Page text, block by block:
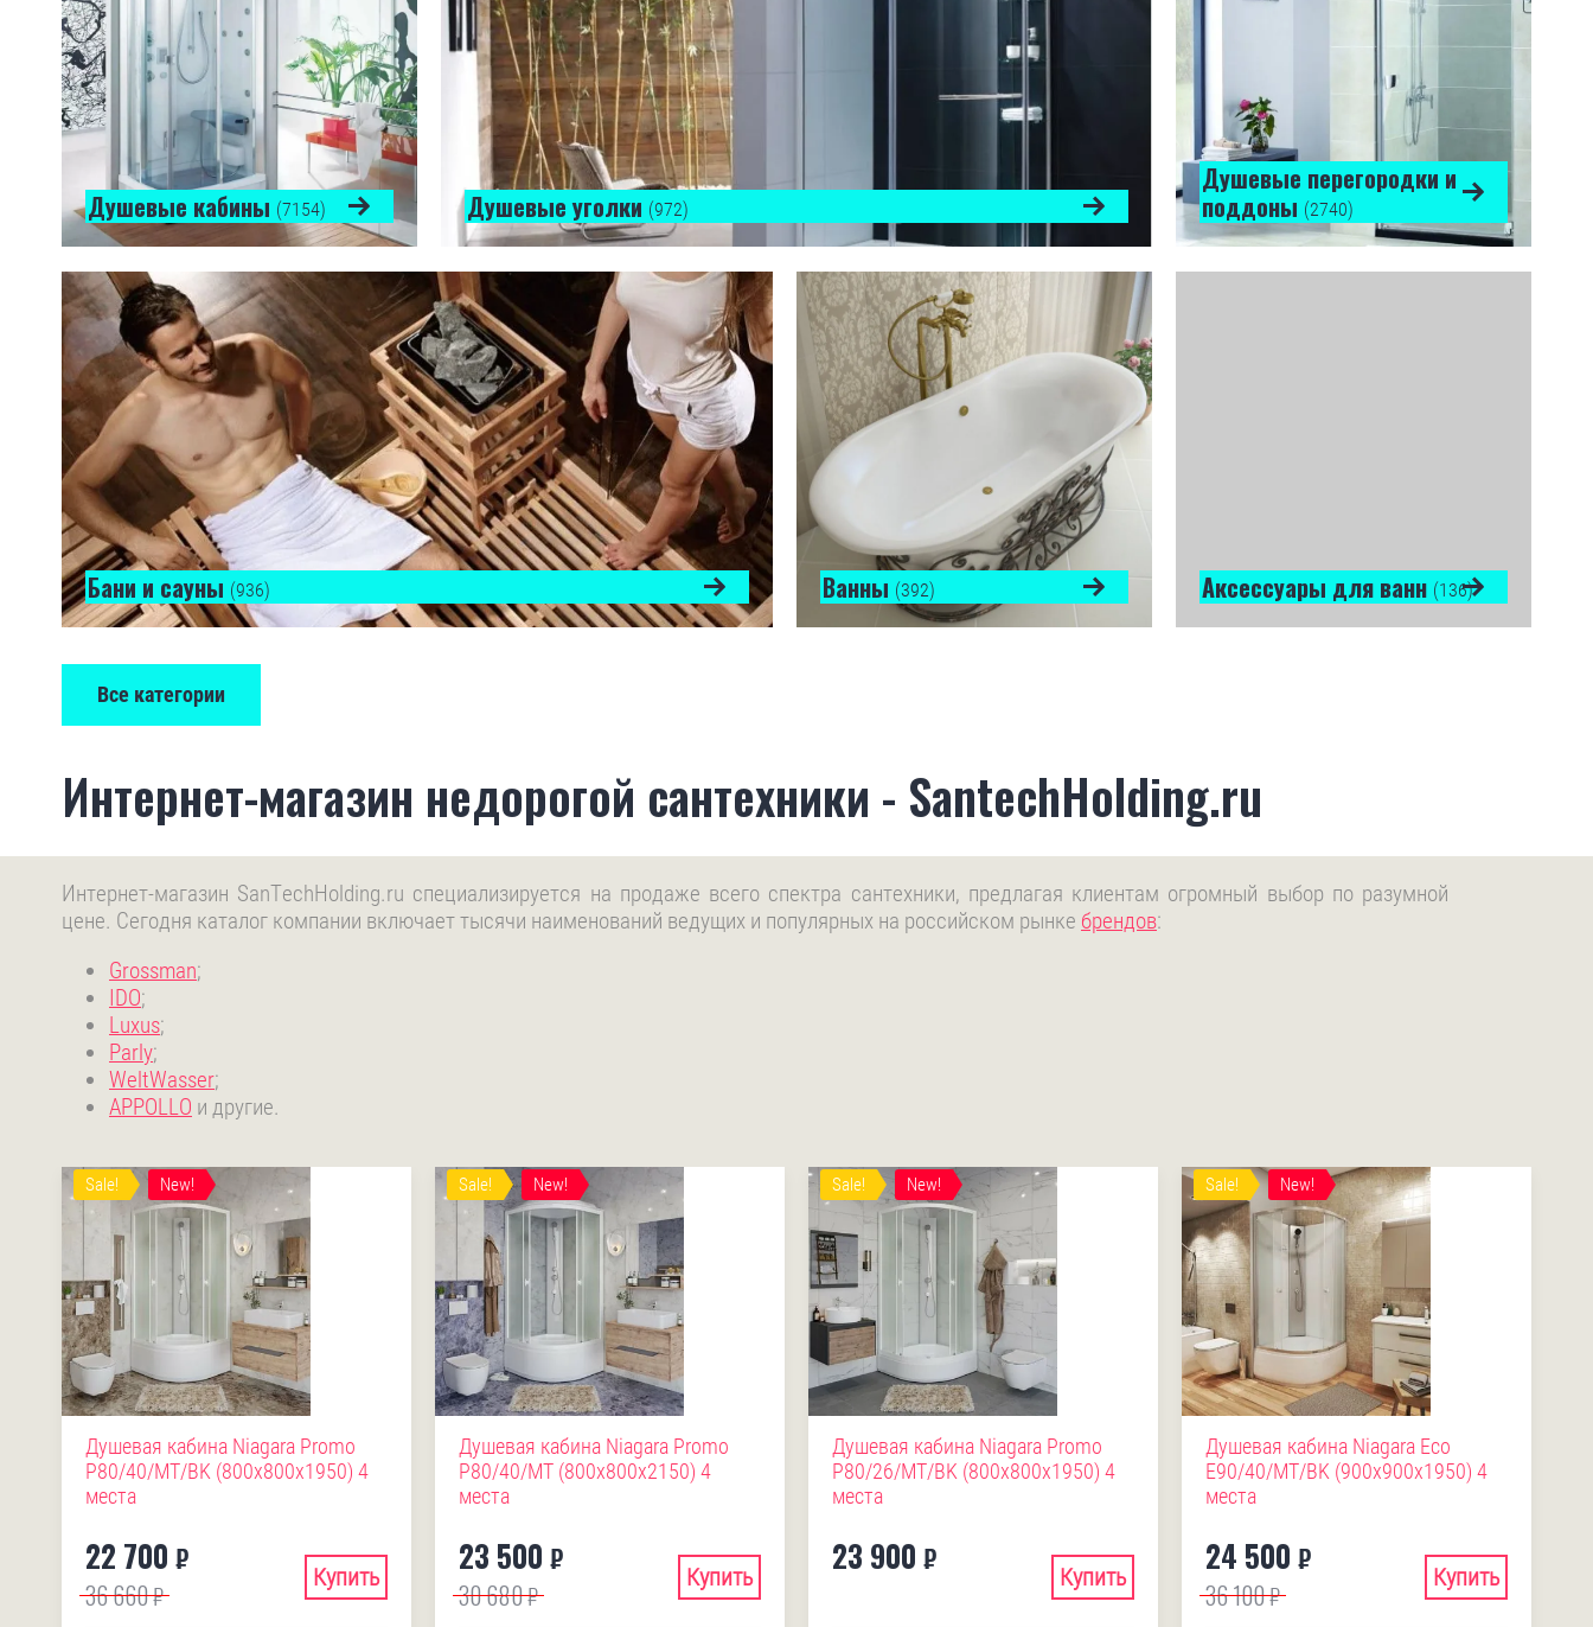
Душевые кабины (7154) Душевые уголки (972)
Душевые перегородки и
поддоны (2740)
Бани и сауны (936) Ванны (392) Аксессуары для ванн (136)
Все категории
Интернет-магазин недорогой сантехники - SantechHolding.ru
Интернет-магазин SanTechHolding.ru специализируется на продаже всего спектра сантехники, предлагая клиентам огромный выбор по разумной
цене. Сегодня каталог компании включает тысячи наименований ведущих и популярных на российском рынке брендов:
Grossman;
IDO;
Luxus;
Parly;
WeltWasser;
APPOLLO и другие.
Sale! New!
Душевая кабина Niagara Promo
P80/40/MT/BK (800х800х1950) 4
места
22 700 ₽
36 660₽
Купить
Sale! New!
Душевая кабина Niagara Promo
P80/40/MT (800х800х2150) 4
места
23 500 ₽
30 680₽
Купить
Sale! New!
Душевая кабина Niagara Promo
P80/26/MT/BK (800х800х1950) 4
места
23 900 ₽
Купить
Sale! New!
Душевая кабина Niagara Eco
E90/40/MT/BK (900х900х1950) 4
места
24 500 ₽
36 100₽
Купить